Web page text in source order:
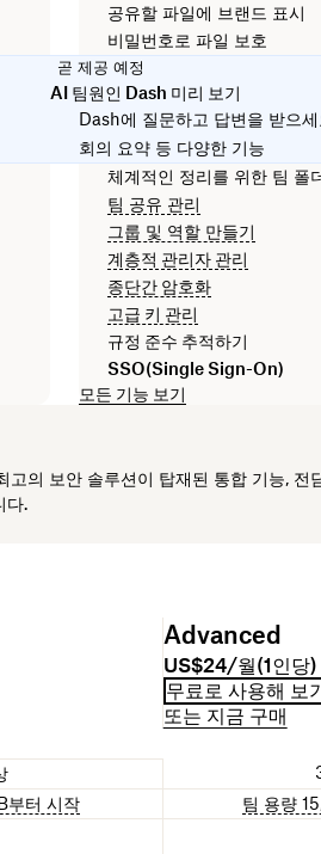
공유할 파일에 브랜드 표시
비밀번호로 파일 보호
곧 제공 예정
AI 팀원인 Dash 미리 보기
Dash에 질문하고 답변을 받으세
회의 요약 등 다양한 기능
체계적인 정리를 위한 팀 폴
팀 공유 관리
그룹 및 역할 만들기
계층적 관리자 관리
종단간 암호화
고급 키 관리
규정 준수 추적하기
SSO(Single Sign-On)
모든 기능 보기
고의 보안 솔루션이 탑재된 통합 기능, 전
다.
Advanced
US$24/월(1인당)
무료로 사용해 보
또는 지금 구매
부터 시작
팀 용량